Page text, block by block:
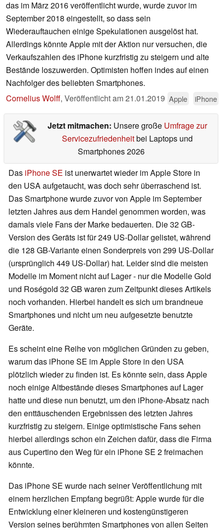
das im März 2016 veröffentlicht wurde, wurde zuvor im
September 2018 eingestellt, so dass sein
Wiederauftauchen einige Spekulationen ausgelöst hat.
Allerdings könnte Apple mit der Aktion nur versuchen, die
Verkaufszahlen des iPhone kurzfristig zu steigern und alte
Bestände loszuwerden. Optimisten hoffen indes auf einen
Nachfolger des beliebten Smartphones.
Cornelius Wolff, Veröffentlicht am21.01.2019 Apple iPhone
Jetzt mitmachen: Unsere große Umfrage zur
Servicezufriedenheitbei Laptops und
Smartphones 2026
Das iPhone SE ist unerwartet wieder im Apple Store in
den USA aufgetaucht, was doch sehr überraschend ist.
Das Smartphone wurde zuvor von Apple im September
letzten Jahres aus dem Handel genommen worden, was
damals viele Fans der Marke bedauerten. Die 32 GB-
Version des Geräts ist für 249 US-Dollar gelistet, während
die 128 GB-Variante einen Sonderpreis von 299 US-Dollar
(ursprünglich 449 US-Dollar) hat. Leider sind die meisten
Modelle im Moment nicht auf Lager - nur die Modelle Gold
und Roségold 32 GB waren zum Zeitpunkt dieses Artikels
noch vorhanden. Hierbei handelt es sich um brandneue
Smartphones und nicht um neu aufgesetzte benutzte
Geräte.
Es scheint eine Reihe von möglichen Gründen zu geben,
warum das iPhone SE im Apple Store in den USA
plötzlich wieder zu finden ist. Es könnte sein, dass Apple
noch einige Altbestände dieses Smartphones auf Lager
hatte und diese nun benutzt, um den iPhone-Absatz nach
den enttäuschenden Ergebnissen des letzten Jahres
kurzfristig zu steigern. Einige optimistische Fans sehen
hierbei allerdings schon ein Zeichen dafür, dass die Firma
aus Cupertino den Weg für ein iPhone SE 2 freimachen
könnte.
Das iPhone SE wurde nach seiner Veröffentlichung mit
einem herzlichen Empfang begrüßt: Apple wurde für die
Entwicklung einer kleineren und kostengünstigeren
Version seines berühmten Smartphones von allen Seiten